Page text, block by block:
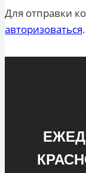
Для отправки
авторизоваться.